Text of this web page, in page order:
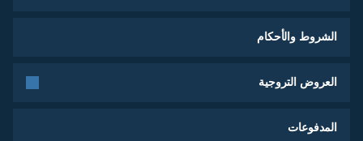
الشروط والأحكام
العروض التروجية
المدفوعات